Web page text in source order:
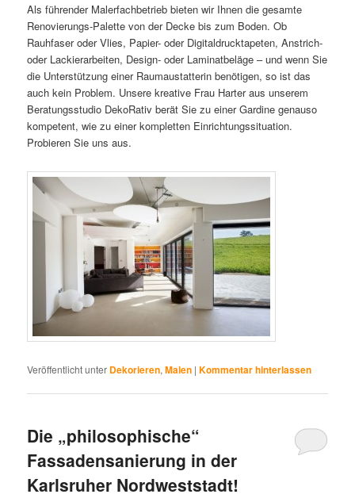
Als führender Malerfachbetrieb bieten wir Ihnen die gesamte
Renovierungs-Palette von der Decke bis zum Boden. Ob
Rauhfaser oder Vlies, Papier- oder Digitaldrucktapeten, Anstrich-
oder Lackierarbeiten, Design- oder Laminatbeläge – und wenn Sie
die Unterstützung einer Raumaustatterin benötigen, so ist das
auch kein Problem. Unsere kreative Frau Harter aus unserem
Beratungsstudio DekoRativ berät Sie zu einer Gardine genauso
kompetent, wie zu einer kompletten Einrichtungssituation.
Probieren Sie uns aus.
Veröffentlicht unter Dekorieren,Malen |Kommentar hinterlassen
Die „philosophische“
Fassadensanierung in der
Karlsruher Nordweststadt!